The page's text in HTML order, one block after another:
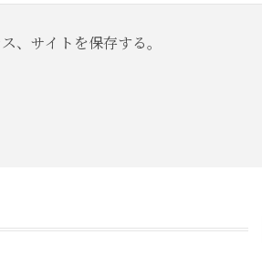
、サイトを保存する。